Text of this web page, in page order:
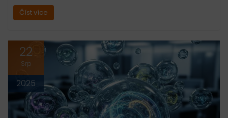
Číst více
22
Srp
2025